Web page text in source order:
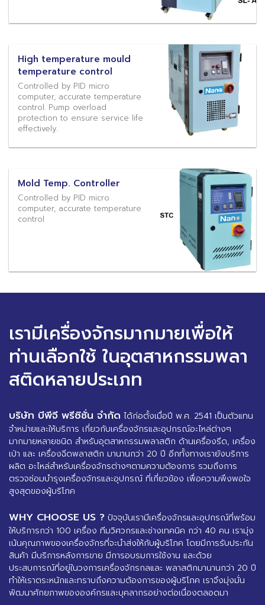
High temperature mould
temperature control
Controlled by PID micro
computer, accurate temperature
control. Pump overload
protection to ensure service life
effectively.
Mold Temp. Controller
Controlled by PID micro
computer, accurate temperature
control
เรามีเครื่องจักรมากมายเพื่อให้
ท่านเลือกใช้ ในอุตสาหกรรมพลา
สติดหลายประเภท
บริษัท บีพีจี พรีซิชั่น จำกัด ได้ก่อตั้งเมื่อปี พ.ศ. 2541 เป็นตัวแทน
จำหน่ายและให้บริการ เกี่ยวกับเครื่องจักรและอุปกรณ์อะไหล่ต่างๆ
มากมายหลายชนิด สำหรับอุตสาหกรรมพลาสติก ด้านเครื่องรีด, เครื่อง
เป่า และ เครื่องฉีดพลาสติก มานานกว่า 20 ปี อีกทั้งทางเรายังบริการ
ผลิต อะไหล่สำหรับเครื่องจักรต่างๆตามความต้องการ รวมถึงการ
ตรวจซ่อมบำรุงเครื่องจักรและอุปกรณ์ ที่เกี่ยวข้อง เพื่อความพึงพอใจ
สูงสุดของผู้บริโภค
WHY CHOOSE US ? ปัจจุบันเรามีเครื่องจักรและอุปกรณ์ที่พร้อม
ให้บริการกว่า 100 เครื่อง ทีมวิศวกรและช่างเทคนิค กว่า 40 คน เรามุ่ง
เน้นคุณภาพของเครื่องจักรที่จะนำส่งให้กับผู้บริโภค โดยมีการรับประกัน
สินค้า มีบริการหลังการขาย มีการอบรมการใช้งาน และด้วย
ประสบการณ์ที่อยู่ในวงการเครื่องจักรกลและ พลาสติกมานานกว่า 20 ปี
ทำให้เราตระหนักและทราบถึงความต้องการของผู้บริโภค เราจึงมุ่งมั่น
พัฒนาศักยภาพขององค์กรและบุคลากรอย่างต่อเนื่องตลอดมา